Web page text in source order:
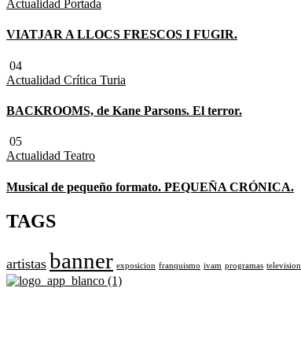
Actualidad Portada
VIATJAR A LLOCS FRESCOS I FUGIR.
04
Actualidad Crítica Turia
BACKROOMS, de Kane Parsons. El terror.
05
Actualidad Teatro
Musical de pequeño formato. PEQUEÑA CRÓNICA.
TAGS
artistas banner exposicion franquismo ivam programas television